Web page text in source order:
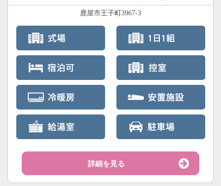
鹿屋市王子町3967-3
詳細を見る